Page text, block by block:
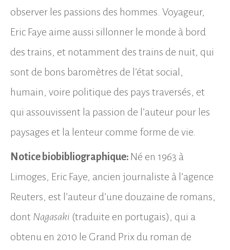
observer les passions des hommes. Voyageur,
Eric Faye aime aussi sillonner le monde à bord
des trains, et notamment des trains de nuit, qui
sont de bons baromètres de l’état social,
humain, voire politique des pays traversés, et
qui assouvissent la passion de l’auteur pour les
paysages et la lenteur comme forme de vie.
Notice biobibliographique: Né en 1963 à
Limoges, Eric Faye, ancien journaliste à l’agence
Reuters, est l’auteur d’une douzaine de romans,
dont Nagasaki (traduite en portugais), qui a
obtenu en 2010 le Grand Prix du roman de